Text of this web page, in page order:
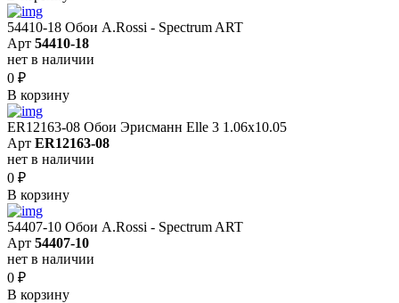
54410-18 Обои A.Rossi - Spectrum ART
Арт 54410-18
нет в наличии
0 ₽
В корзину
ER12163-08 Обои Эрисманн Elle 3 1.06x10.05
Арт ER12163-08
нет в наличии
0 ₽
В корзину
54407-10 Обои A.Rossi - Spectrum ART
Арт 54407-10
нет в наличии
0 ₽
В корзину